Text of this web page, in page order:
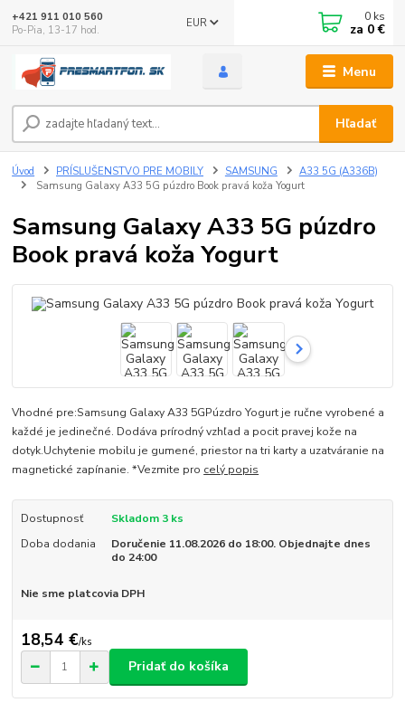
Menu
EUR
Hľadať
+421 911 010 560
Po-Pia, 13-17 hod.
0 ks
za 0 €
Úvod PRÍSLUŠENSTVO PRE MOBILY SAMSUNG
A33 5G (A336B)
Samsung Galaxy A33 5G púzdro Book pravá koža Yogurt
Samsung Galaxy A33 5G púzdro
Book pravá koža Yogurt
Vhodné pre:Samsung Galaxy A33 5GPúzdro Yogurt je ručne vyrobené a
každé je jedinečné. Dodáva prírodný vzhľad a pocit pravej kože na
dotyk.Uchytenie mobilu je gumené, priestor na tri karty a uzatváranie na
magnetické zapínanie. *Vezmite pro celý popis
Dostupnosť
Skladom 3 ks
Doba dodania
Doručenie 11.08.2026 do 18:00. Objednajte dnes
do 24:00
Nie sme platcovia DPH
18,54 €/ks
Pridať do košíka